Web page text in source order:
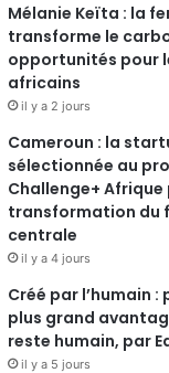
Mélanie Keïta : la
transforme le
opportunités pour
africains
il y a 2 jours
Cameroun : la
sélectionnée au
Challenge+
transformation du
centrale
il y a 4 jours
Créé par l’humain
plus grand
reste humain, par
il y a 5 jours